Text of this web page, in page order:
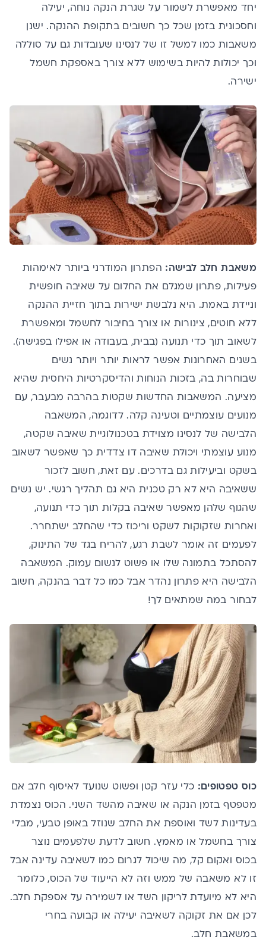
יחד מאפשרת לשמור על שגרת הנקה נוחה, יעילה
וחסכונית בזמן שכל כך חשובים בתקופת ההנקה. ישנן
משאבות כמו למשל זו של לנסינו שעובדות גם על סוללה
וכך יכולות להיות בשימוש ללא צורך באספקת חשמל
ישירה.
משאבת חלב לבישה: הפתרון המודרני ביותר לאימהות
פעילות, פתרון שמגלם את החלום על שאיבה חופשית
וניידת באמת. היא נלבשת ישירות בתוך חזיית ההנקה
ללא חוטים, צינורות או צורך בחיבור לחשמל ומאפשרת
לשאוב תוך כדי תנועה (בבית, בעבודה או אפילו בפגישה).
בשנים האחרונות אפשר לראות יותר ויותר נשים
שבוחרות בה, בזכות הנוחות והדיסקרטיות היחסית שהיא
מציעה. המשאבות החדשות שקטות בהרבה מבעבר, עם
מנועים עוצמתיים וטעינה קלה. לדוגמה, המשאבה
הלבישה של לנסינו מצוידת בטכנולוגיית שאיבה שקטה,
מנוע עוצמתי ויכולת שאיבה דו צדדית כך שאפשר לשאוב
בשקט וביעילות גם בדרכים. עם זאת, חשוב לזכור
ששאיבה היא לא רק טכנית היא גם תהליך רגשי. יש נשים
שהגוף שלהן מאפשר שאיבה בקלות תוך כדי תנועה,
ואחרות שזקוקות לשקט וריכוז כדי שהחלב ישתחרר.
לפעמים זה אומר לשבת רגע, להריח בגד של התינוק,
להסתכל בתמונה שלו או פשוט לנשום עמוק. המשאבה
הלבישה היא פתרון נהדר אבל כמו כל דבר בהנקה, חשוב
לבחור במה שמתאים לך!
כוס טפטופים: כלי עזר קטן ופשוט שנועד לאיסוף חלב אם
מטפטף בזמן הנקה או שאיבה מהשד השני. הכוס נצמדת
בעדינות לשד ואוספת את החלב שנוזל באופן טבעי, מבלי
צורך בחשמל או מאמץ. חשוב לדעת שלפעמים נוצר
בכוס ואקום קל, מה שיכול לגרום כמו לשאיבה עדינה אבל
זו לא משאבה של ממש וזה לא הייעוד של הכוס, כלומר
היא לא מיועדת לריקון השד או לשמירה על אספקת חלב.
לכן אם את זקוקה לשאיבה יעילה או קבועה בחרי
במשאבת חלב.